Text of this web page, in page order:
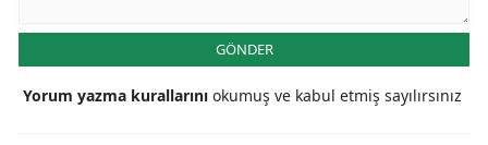
GÖNDER
Yorum yazma kurallarını okumuş ve kabul etmiş sayılırsınız